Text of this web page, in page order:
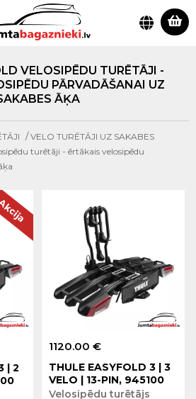
VELOSIPĒDU TURĒTĀJI -
PĀRVADĀŠANAI UZ
ĀĶA
/VELO TURĒTĀJI UZ SAKABES
turētāji - ērtākais velosipēdu
| 2
1120.00 €
THULE EASYFOLD 3 | 3
VELO | 13-PIN, 945100
Velosipēdu turētājs